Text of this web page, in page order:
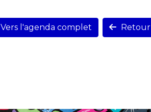
Vers l'agenda complet Retour